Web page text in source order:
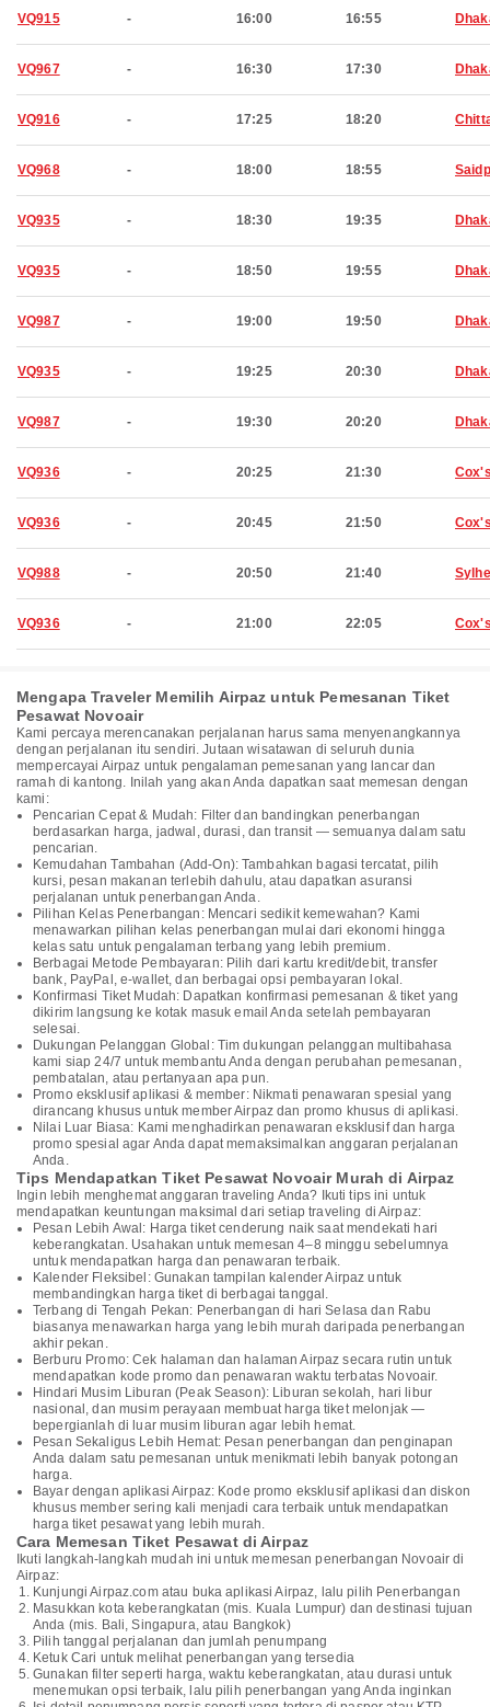
VQ915 - 16:00 16:55
VQ967 - 16:30 17:30
VQ916 - 17:25 18:20
VQ968 - 18:00 18:55
VQ935 - 18:30 19:35
VQ935 - 18:50 19:55
VQ987 - 19:00 19:50
VQ935 - 19:25 20:30
VQ987 - 19:30 20:20
VQ936 - 20:25 21:30
VQ936 - 20:45 21:50
VQ988 - 20:50 21:40
VQ936 - 21:00 22:05
Mengapa Traveler Memilih Airpaz untuk Pemesanan Tiket
Pesawat Novoair
Kami percaya merencanakan perjalanan harus sama menyenangkannya
dengan perjalanan itu sendiri. Jutaan wisatawan di seluruh dunia
mempercayai Airpaz untuk pengalaman pemesanan yang lancar dan
ramah di kantong. Inilah yang akan Anda dapatkan saat memesan dengan
kami:
Pencarian Cepat & Mudah: Filter dan bandingkan penerbangan
berdasarkan harga, jadwal, durasi, dan transit — semuanya dalam satu
pencarian.
Kemudahan Tambahan (Add-On): Tambahkan bagasi tercatat, pilih
kursi, pesan makanan terlebih dahulu, atau dapatkan asuransi
perjalanan untuk penerbangan Anda.
Pilihan Kelas Penerbangan: Mencari sedikit kemewahan? Kami
menawarkan pilihan kelas penerbangan mulai dari ekonomi hingga
kelas satu untuk pengalaman terbang yang lebih premium.
Berbagai Metode Pembayaran: Pilih dari kartu kredit/debit, transfer
bank, PayPal, e-wallet, dan berbagai opsi pembayaran lokal.
Konfirmasi Tiket Mudah: Dapatkan konfirmasi pemesanan & tiket yang
dikirim langsung ke kotak masuk email Anda setelah pembayaran
selesai.
Dukungan Pelanggan Global: Tim dukungan pelanggan multibahasa
kami siap 24/7 untuk membantu Anda dengan perubahan pemesanan,
pembatalan, atau pertanyaan apa pun.
Promo eksklusif aplikasi & member: Nikmati penawaran spesial yang
dirancang khusus untuk member Airpaz dan promo khusus di aplikasi.
Nilai Luar Biasa: Kami menghadirkan penawaran eksklusif dan harga
promo spesial agar Anda dapat memaksimalkan anggaran perjalanan
Anda.
Tips Mendapatkan Tiket Pesawat Novoair Murah di Airpaz
Ingin lebih menghemat anggaran traveling Anda? Ikuti tips ini untuk
mendapatkan keuntungan maksimal dari setiap traveling di Airpaz:
Pesan Lebih Awal: Harga tiket cenderung naik saat mendekati hari
keberangkatan. Usahakan untuk memesan 4–8 minggu sebelumnya
untuk mendapatkan harga dan penawaran terbaik.
Kalender Fleksibel: Gunakan tampilan kalender Airpaz untuk
membandingkan harga tiket di berbagai tanggal.
Terbang di Tengah Pekan: Penerbangan di hari Selasa dan Rabu
biasanya menawarkan harga yang lebih murah daripada penerbangan
akhir pekan.
Berburu Promo: Cek halaman dan halaman Airpaz secara rutin untuk
mendapatkan kode promo dan penawaran waktu terbatas Novoair.
Hindari Musim Liburan (Peak Season): Liburan sekolah, hari libur
nasional, dan musim perayaan membuat harga tiket melonjak —
bepergianlah di luar musim liburan agar lebih hemat.
Pesan Sekaligus Lebih Hemat: Pesan penerbangan dan penginapan
Anda dalam satu pemesanan untuk menikmati lebih banyak potongan
harga.
Bayar dengan aplikasi Airpaz: Kode promo eksklusif aplikasi dan diskon
khusus member sering kali menjadi cara terbaik untuk mendapatkan
harga tiket pesawat yang lebih murah.
Cara Memesan Tiket Pesawat di Airpaz
Ikuti langkah-langkah mudah ini untuk memesan penerbangan Novoair di
Airpaz:
Kunjungi Airpaz.com atau buka aplikasi Airpaz, lalu pilih Penerbangan
Masukkan kota keberangkatan (mis. Kuala Lumpur) dan destinasi tujuan
Anda (mis. Bali, Singapura, atau Bangkok)
Pilih tanggal perjalanan dan jumlah penumpang
Ketuk Cari untuk melihat penerbangan yang tersedia
Gunakan filter seperti harga, waktu keberangkatan, atau durasi untuk
menemukan opsi terbaik, lalu pilih penerbangan yang Anda inginkan